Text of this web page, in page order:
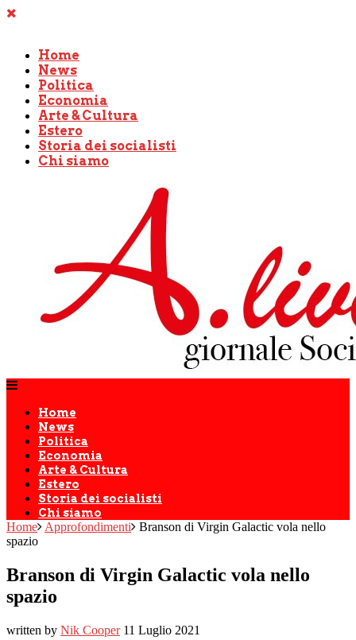
Home
News
Politica
Economia
Arte & Cultura
Estero
Storia dei socialisti
Chi siamo
Home
News
Politica
Economia
Arte & Cultura
Estero
Storia dei socialisti
Chi siamo
Home Approfondimenti
Branson di Virgin Galactic vola nello
spazio
Branson di Virgin Galactic vola nello
spazio
written by Nik Cooper 11 Luglio 2021